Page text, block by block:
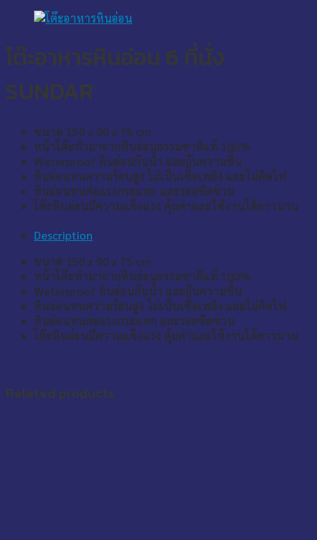
โต๊ะอาหารหินอ่อน 6 ที่นั่ง
SUNDAR
ขนาด 150 x 90 x 75 cm
หน้าโต๊ะทำมาจากหินอ่อนธรรมชาติแท้ 100%
Waterproof หินอ่อนกันน้ำ และกันความชื้น
หินอ่อนทนความร้อนสูง ไม่เป็นเชื้อเพลิง และไม่ติดไฟ
หินอ่อนทนต่อแรงกระแทก และรอยขีดข่วน
โต๊ะหินอ่อนมีความแข็งแรง คุ้มค่าและใช้งานได้ยาวนาน
*ราคานี้เฉพาะเมื่อสั่งซื้อบนเว็บไซต์เท่านั้น
Description
ขนาด 150 x 90 x 75 cm
หน้าโต๊ะทำมาจากหินอ่อนธรรมชาติแท้ 100%
Waterproof หินอ่อนกันน้ำ และกันความชื้น
หินอ่อนทนความร้อนสูง ไม่เป็นเชื้อเพลิง และไม่ติดไฟ
หินอ่อนทนต่อแรงกระแทก และรอยขีดข่วน
โต๊ะหินอ่อนมีความแข็งแรง คุ้มค่าและใช้งานได้ยาวนาน
Related products